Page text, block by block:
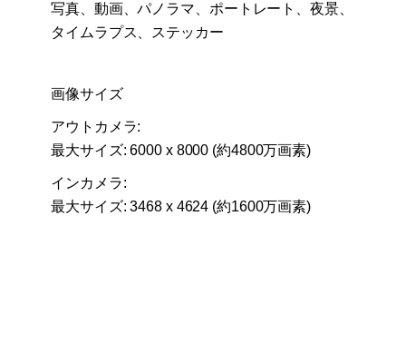
写真、動画、パノラマ、ポートレート、夜景、
タイムラプス、ステッカー
画像サイズ
アウトカメラ:
最大サイズ: 6000 x 8000 (約4800万画素)
インカメラ:
最大サイズ: 3468 x 4624 (約1600万画素)